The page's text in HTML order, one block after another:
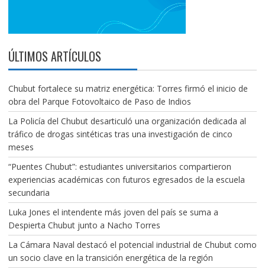
ÚLTIMOS ARTÍCULOS
Chubut fortalece su matriz energética: Torres firmó el inicio de
obra del Parque Fotovoltaico de Paso de Indios
La Policía del Chubut desarticuló una organización dedicada al
tráfico de drogas sintéticas tras una investigación de cinco
meses
“Puentes Chubut”: estudiantes universitarios compartieron
experiencias académicas con futuros egresados de la escuela
secundaria
Luka Jones el intendente más joven del país se suma a
Despierta Chubut junto a Nacho Torres
La Cámara Naval destacó el potencial industrial de Chubut como
un socio clave en la transición energética de la región